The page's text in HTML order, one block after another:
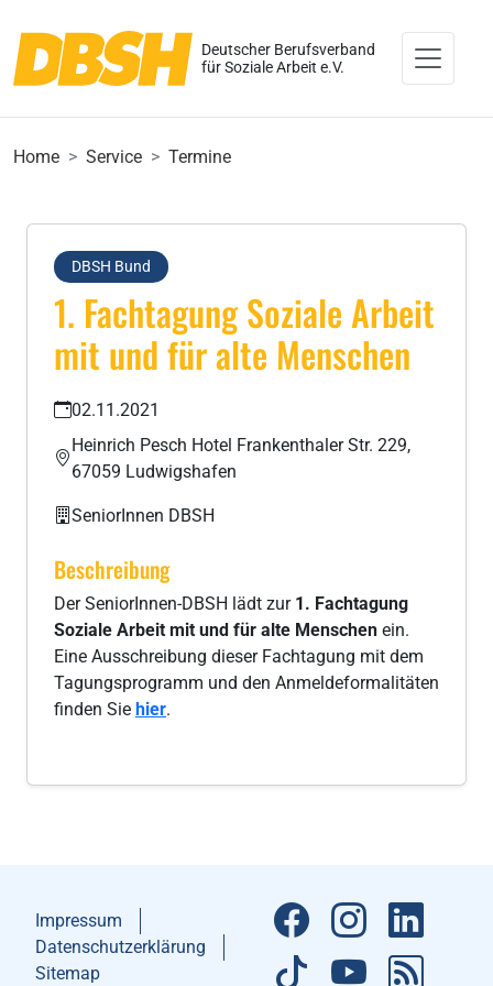
Deutscher Berufsverband
für Soziale Arbeit e.V.
Home Service Termine
DBSH Bund
1. Fachtagung Soziale Arbeit
mit und für alte Menschen
02.11.2021
Heinrich Pesch Hotel Frankenthaler Str. 229,
67059 Ludwigshafen
SeniorInnen DBSH
Beschreibung
Der SeniorInnen-DBSH lädt zur 1. Fachtagung
Soziale Arbeit mit und für alte Menschen ein.
Eine Ausschreibung dieser Fachtagung mit dem
Tagungsprogramm und den Anmeldeformalitäten
finden Sie hier.
Impressum
Datenschutzerklärung
Sitemap